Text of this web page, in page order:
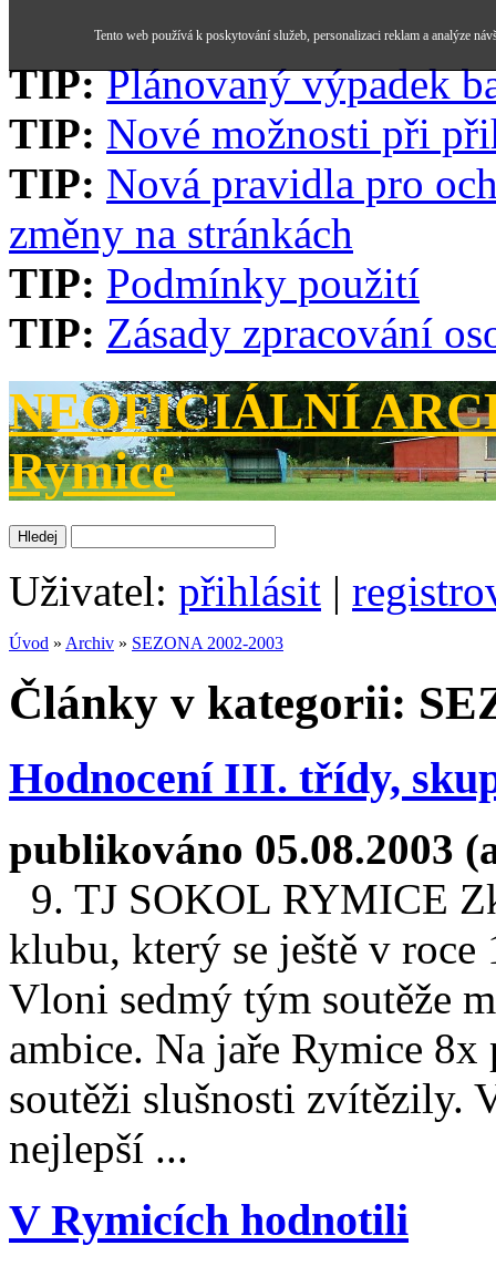
TIP: Plánovaný výpadek
TIP: Nové možnosti při
TIP: Nová pravidla pro
změny na stránkách
TIP: Podmínky použití
TIP: Zásady zpracování
NEOFICIÁLNÍ
Rymice
Uživatel: přihlásit |
Úvod » Archiv » SEZONA 2002-2003
Články v kategorii:
Hodnocení III. třídy,
publikováno 05.08.2003
9. TJ SOKOL RYMICE
klubu, který se ještě v
Vloni sedmý tým soutěže
ambice. Na jaře Rymice
soutěži slušnosti zvítězily.
nejlepší ...
V Rymicích hodnotili
Tento web používá k poskytování služeb, personalizaci reklam a analýze